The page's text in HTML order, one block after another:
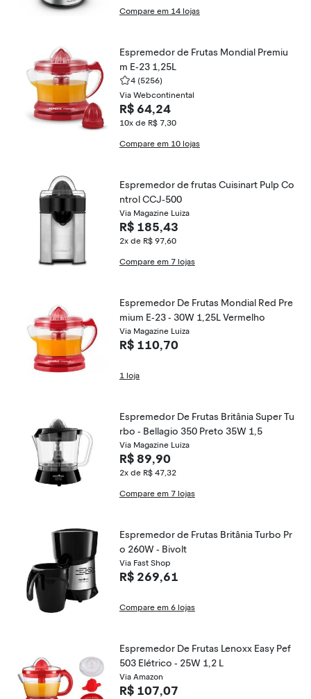
Compare em 14 lojas
Espremedor de Frutas Mondial Premiu
m E-23 1,25L
4 (5256)
Via Webcontinental
R$ 64,24
10x de R$ 7,30
Compare em 10 lojas
Espremedor de frutas Cuisinart Pulp Co
ntrol CCJ-500
Via Magazine Luiza
R$ 185,43
2x de R$ 97,60
Compare em 7 lojas
Espremedor De Frutas Mondial Red Pre
mium E-23 - 30W 1,25L Vermelho
Via Magazine Luiza
R$ 110,70
1 loja
Espremedor De Frutas Britânia Super Tu
rbo - Bellagio 350 Preto 35W 1,5
Via Magazine Luiza
R$ 89,90
2x de R$ 47,32
Compare em 7 lojas
Espremedor de Frutas Britânia Turbo Pr
o 260W - Bivolt
Via Fast Shop
R$ 269,61
Compare em 6 lojas
Espremedor De Frutas Lenoxx Easy Pef
503 Elétrico - 25W 1,2 L
Via Amazon
R$ 107,07